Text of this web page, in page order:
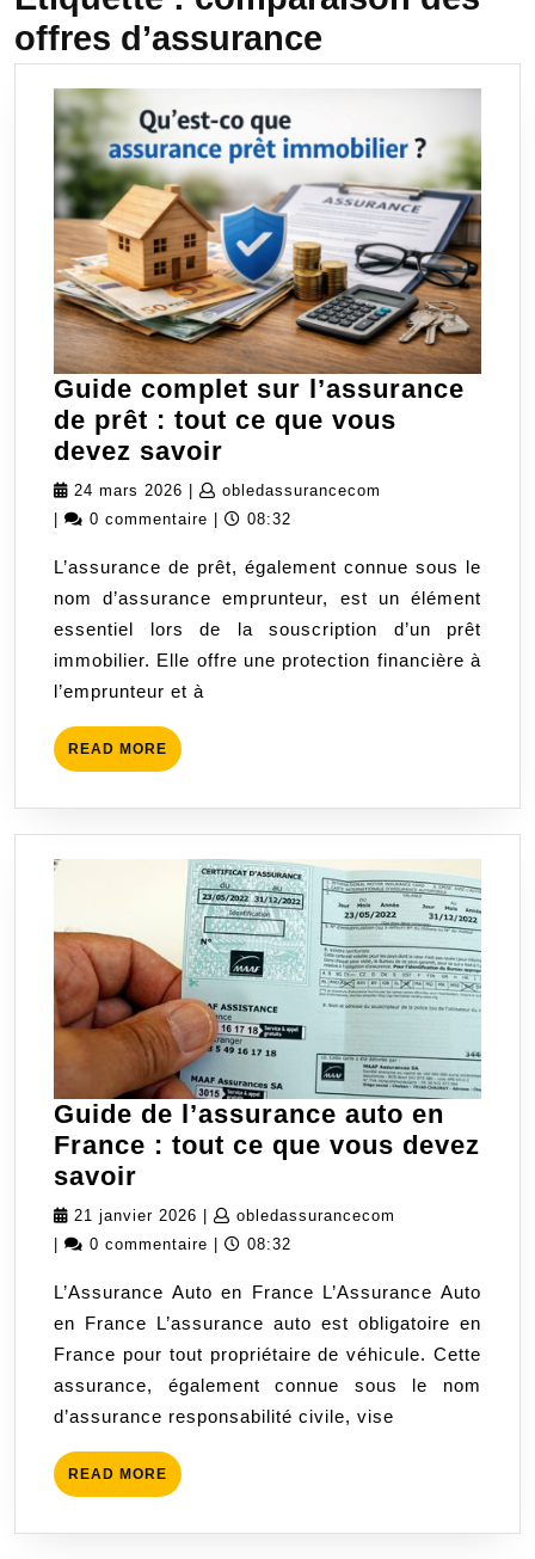
offres d’assurance
Guide complet sur l’assurance
de prêt : tout ce que vous
devez savoir
complet
sur
de
prêt
tout
24 mars 2026 24
mars
obledassurancecom
0 commentaire 08:32
L’assurance de prêt, également connue sous le
nom d’assurance emprunteur, est un élément
essentiel lors de la souscription d’un prêt
immobilier. Elle offre une protection financière à
l’emprunteur et à
READ MORE READ
MORE
Guide de l’assurance auto en
France : tout ce que vous devez
savoir
de
l’assurance
en
France
:
tout
ce
que
vous
21 janvier 2026 21
janvier
obledassurancecom
0 commentaire 08:32
L’Assurance Auto en France L’Assurance Auto
en France L’assurance auto est obligatoire en
France pour tout propriétaire de véhicule. Cette
assurance, également connue sous le nom
d’assurance responsabilité civile, vise
READ MORE READ
MORE